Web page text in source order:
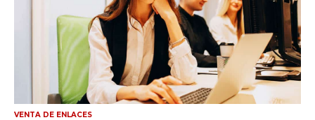
VENTA DE ENLACES